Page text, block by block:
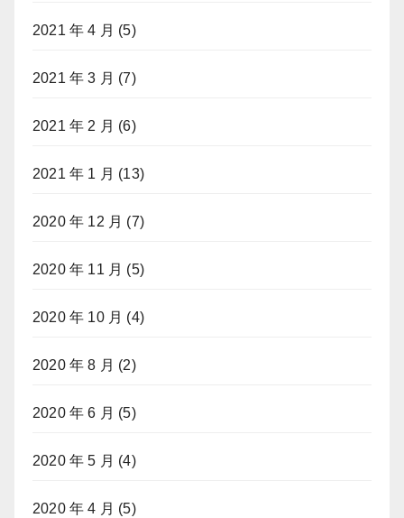
2021 年 4 月 (5)
2021 年 3 月 (7)
2021 年 2 月 (6)
2021 年 1 月 (13)
2020 年 12 月 (7)
2020 年 11 月 (5)
2020 年 10 月 (4)
2020 年 8 月 (2)
2020 年 6 月 (5)
2020 年 5 月 (4)
2020 年 4 月 (5)